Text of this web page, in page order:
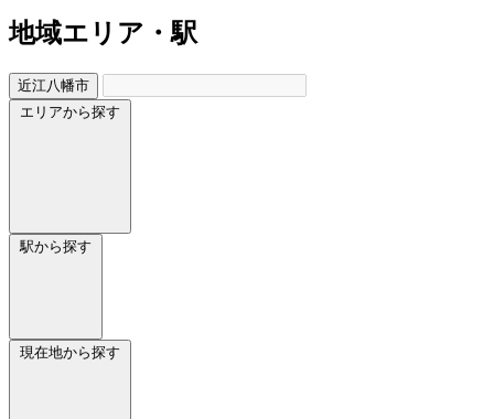
地域エリア・駅
近江八幡市
エリアから探す
駅から探す
現在地から探す